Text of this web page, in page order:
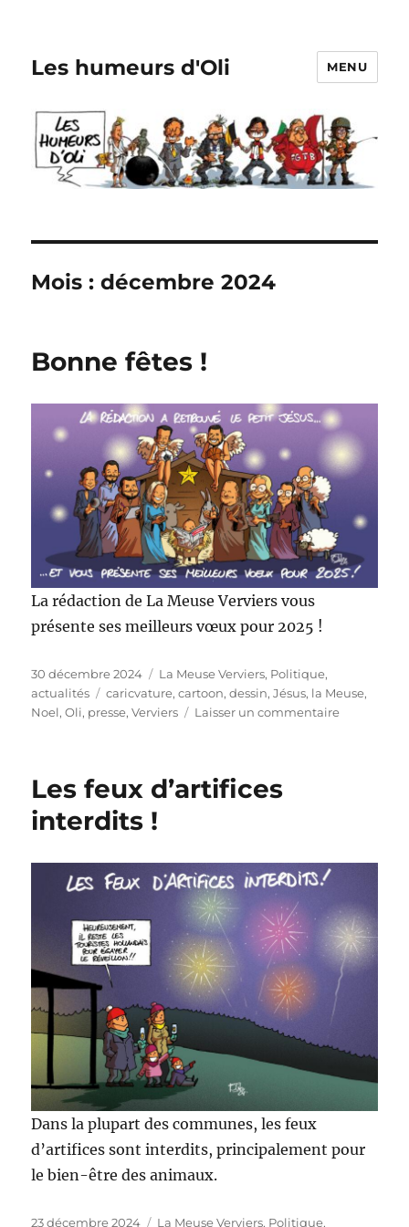
Les humeurs d'Oli MENU
Mois :décembre 2024
Bonne fêtes !
La rédaction de La Meuse Verviers vous
présente ses meilleurs vœux pour 2025 !
Publié
le
30 décembre 2024 Catégories
La Meuse Verviers, Politique,
actualités
Étiquettes
caricvature,cartoon,dessin,Jésus, la Meuse,
Noel,Oli, presse,Verviers Laisser un commentairesur
Les feux d’artifices
interdits !
Dans la plupart des communes, les feux
d’artifices sont interdits, principalement pour
le bien-être des animaux.
Publié
23 décembre 2024 Catégories
La Meuse Verviers, Politique,